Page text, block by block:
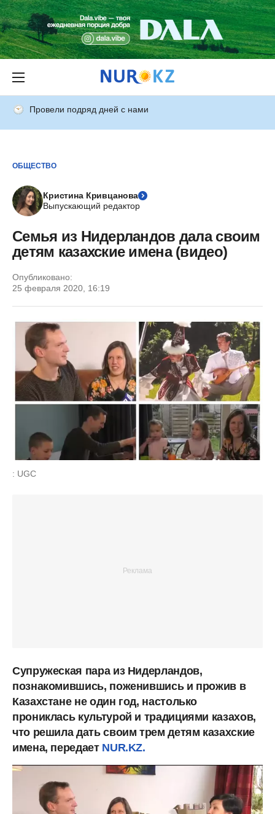
Провели подряд дней с нами
ОБЩЕСТВО
Кристина Кривцанова
Выпускающий редактор
Семья из Нидерландов дала своим
детям казахские имена (видео)
Опубликовано:
25 февраля 2020, 16:19
: UGC
Супружеская пара из Нидерландов,
познакомившись, поженившись и прожив в
Казахстане не один год, настолько
прониклась культурой и традициями казахов,
что решила дать своим трем детям казахские
имена, передает NUR.KZ.